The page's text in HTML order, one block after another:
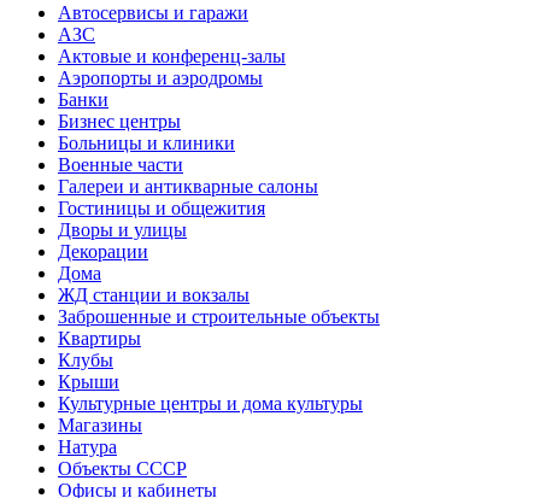
Автосервисы и гаражи
АЗС
Актовые и конференц-залы
Аэропорты и аэродромы
Банки
Бизнес центры
Больницы и клиники
Военные части
Галереи и антикварные салоны
Гостиницы и общежития
Дворы и улицы
Декорации
Дома
ЖД станции и вокзалы
Заброшенные и строительные объекты
Квартиры
Клубы
Крыши
Культурные центры и дома культуры
Магазины
Натура
Объекты СССР
Офисы и кабинеты